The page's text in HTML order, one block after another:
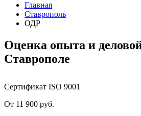
Главная
Ставрополь
ОДР
Оценка опыта и
Ставрополе
Сертификат ISO 9001
От 11 900 руб.